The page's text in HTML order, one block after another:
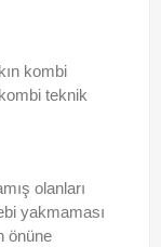
kombi
teknik
olanları
yakmaması
önüne